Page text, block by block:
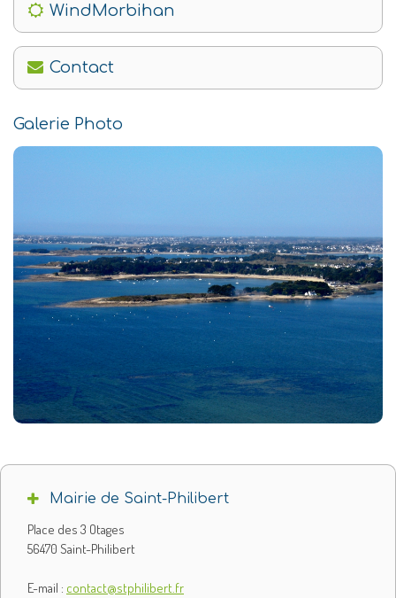
WindMorbihan
Contact
Galerie Photo
Mairie de Saint-Philibert
Place des 3 Otages
56470 Saint-Philibert
E-mail : contact@stphilibert.fr